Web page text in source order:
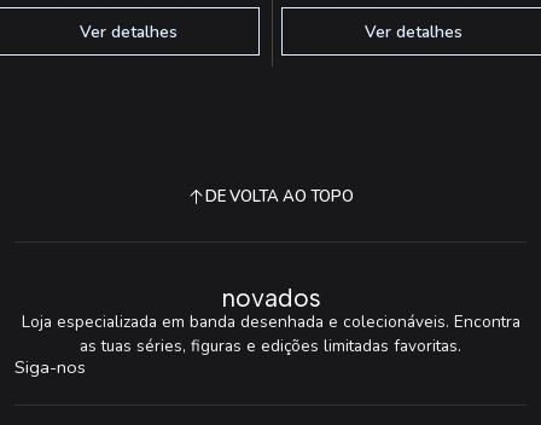
Ver detalhes
Ver detalhes
DE VOLTA AO TOPO
novados
Loja especializada em banda desenhada e colecionáveis. Encontra
as tuas séries, figuras e edições limitadas favoritas.
Siga-nos